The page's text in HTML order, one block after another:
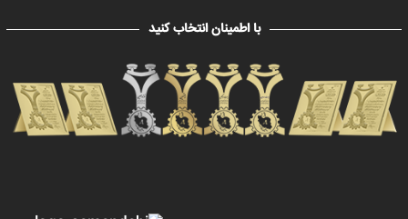
با اطمینان انتخاب کنید